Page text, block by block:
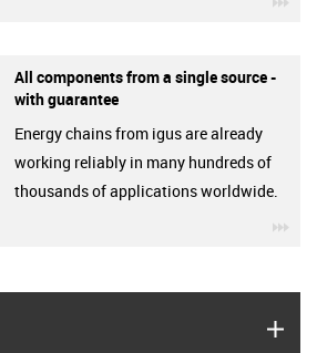
All components from a single source -
with guarantee
Energy chains from igus are already
working reliably in many hundreds of
thousands of applications worldwide.